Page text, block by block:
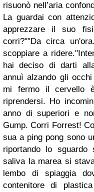
risuonò nell’aria
La guardai con
apprezzare il suo
corri?""Da circa
scoppiare a
hai deciso di darti
annuì alzando gli
mi fermo il cervello
riprendersi. Ho
anno di superiori e
Gump. Corri Forrest!
sua a ping pong sono
riportando lo
saliva la marea si
lembo di spiaggia
contenitore di